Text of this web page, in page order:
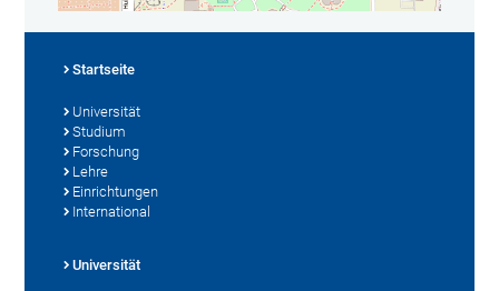
Startseite
Universität
Studium
Forschung
Lehre
Einrichtungen
International
Universität